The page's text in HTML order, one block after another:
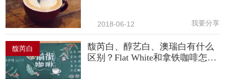
2018-06-12 我要分享
馥芮白
馥芮白、醇艺白、澳瑞白有什么
区别？Flat White和拿铁咖啡怎么